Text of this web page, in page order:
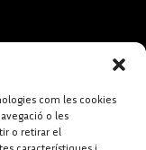
com les cookies
o les
o retirar el